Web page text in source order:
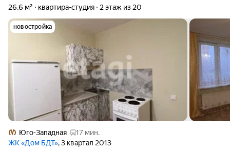
26,6 м² квартира-студия 2 этаж из 20
новостройка
Юго-Западная
17 мин.
ЖК «Дом БДТ», 3 квартал 2013